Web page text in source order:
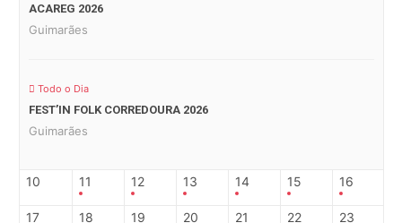
ACAREG 2026
Guimarães
Todo o Dia
FEST’IN FOLK CORREDOURA 2026
Guimarães
10 11 12 13 14 15 16
17 18 19 20 21 22 23